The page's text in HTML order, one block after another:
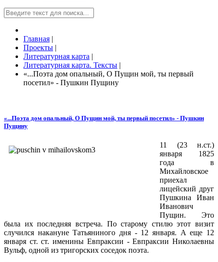
Главная |
Проекты |
Литературная карта |
Литературная карта. Тексты |
«...Поэта дом опальный, О Пущин мой, ты первый
посетил» - Пушкин Пущину
«...Поэта дом опальный, О Пущин мой, ты первый посетил» - Пушкин
Пущину
11 (23 н.ст.)
января 1825
года в
Михайловское
приехал
лицейский друг
Пушкина Иван
Иванович
Пущин. Это
была их последняя встреча. По старому стилю этот визит
случился накануне Татьяниного дня - 12 января. А еще 12
января ст. ст. именины Евпраксии - Евпраксии Николаевны
Вульф, одной из тригорских соседок поэта.